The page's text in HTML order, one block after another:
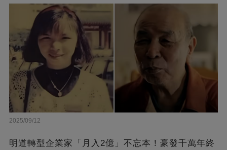
崩：真正的英雄不該被遺忘
2025/09/12
明道轉型企業家「月入2億」不忘本！豪發千萬年終